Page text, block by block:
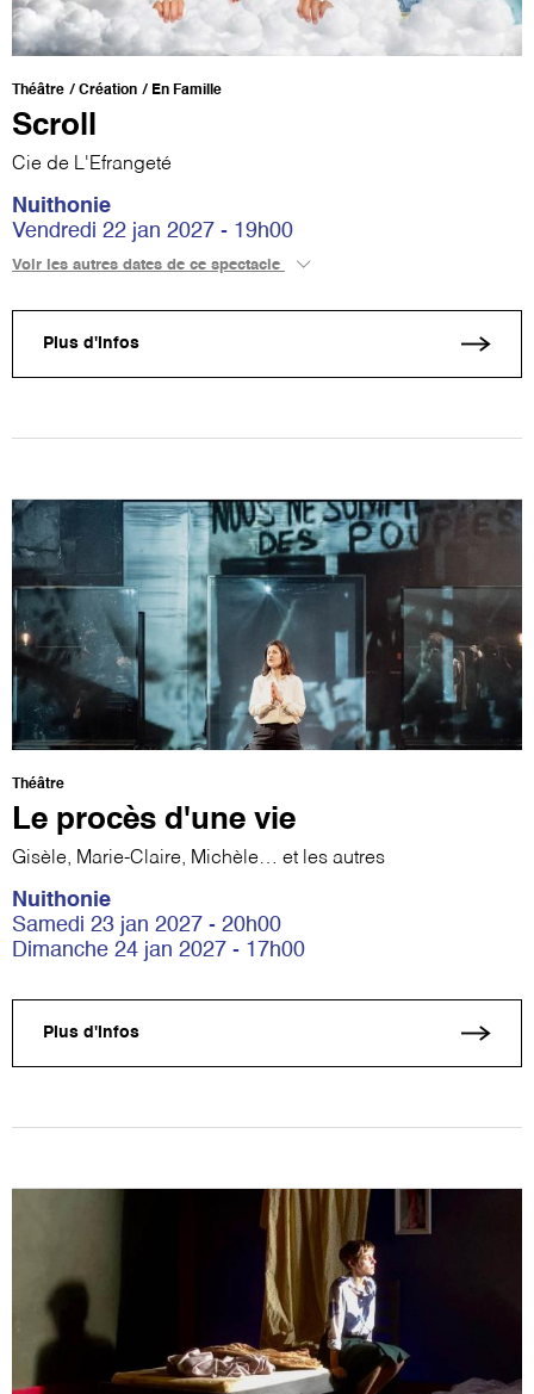
Théâtre Création En Famille
Scroll
Cie de L'Efrangeté
Nuithonie
Vendredi 22 jan 2027 - 19h00
Voir les autres dates de ce spectacle
Plus d'infos
Théâtre
Le procès d'une vie
Gisèle, Marie-Claire, Michèle… et les autres
Nuithonie
Samedi 23 jan 2027 - 20h00
Dimanche 24 jan 2027 - 17h00
Plus d'infos